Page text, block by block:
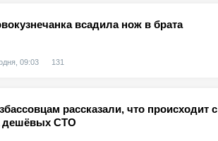
всадила нож в брата
09:03 131
рассказали, что происходит
дешёвых СТО